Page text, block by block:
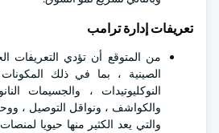
تعريفات إدارة ترامب
من المتوقع أن تؤدي التعريفات
الصينية ، بما في ذلك
والكواشف ، ونواقل التوصيل ،
والتي يعد الكثير منها حيويا